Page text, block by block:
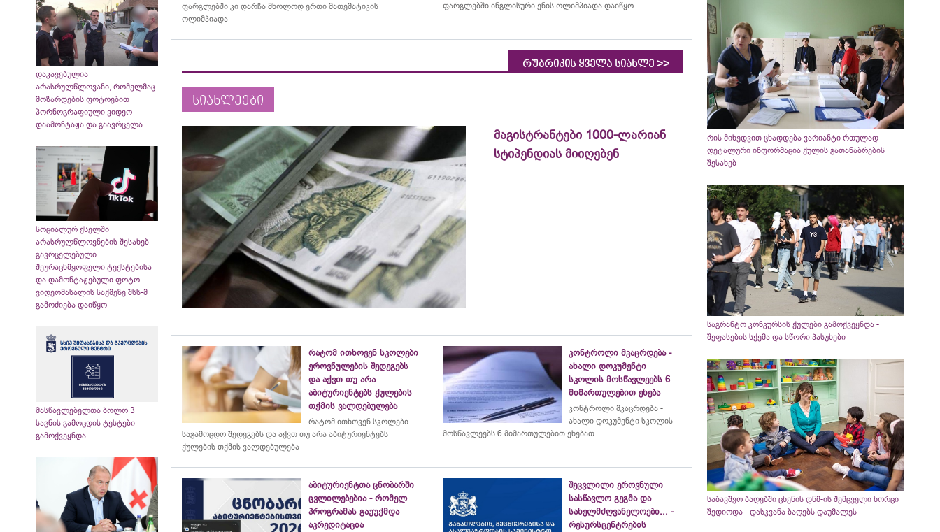
დაკავებულია
არასრულწლოვანი, რომელმაც
მოზარდების ფოტოებით
პორნოგრაფიული ვიდეო
დაამონტაჟა და გაავრცელა
სოციალურ ქსელში
არასრულწლოვნების შესახებ
გავრცელებული
შეურაცხმყოფელი ტექსტებისა
და დამონტაჟებული ფოტო-
ვიდეომასალის საქმეზე შსს-მ
გამოძიება დაიწყო
მასწავლებელთა ბოლო 3
საგნის გამოცდის ტესტები
გამოქვეყნდა
ფარგლებში კი დარჩა მხოლოდ ერთი მათემატიკის
ოლიმპიადა
ფარგლებში ინგლისური ენის ოლიმპიადა დაიწყო
რუბრიკის ყველა სიახლე >>
სიახლეები
მაგისტრანტები 1000-ლარიან
სტიპენდიას მიიღებენ
რატომ ითხოვენ სკოლები
ეროვნულების შედეგებს
და აქვთ თუ არა
აბიტურიენტებს ქულების
თქმის ვალდებულება
რატომ ითხოვენ სკოლები
საგამოცდო შედეგებს და აქვთ თუ არა აბიტურიენტებს
ქულების თქმის ვალდებულება
კონტროლი მკაცრდება -
ახალი დოკუმენტი
სკოლის მოსწავლეებს 6
მიმართულებით ეხება
კონტროლი მკაცრდება -
ახალი დოკუმენტი სკოლის
მოსწავლეებს 6 მიმართულებით ეხებათ
აბიტურიენტთა ცნობარში
ცვლილებებია - რომელ
პროგრამას გაუუქმდა
აკრედიტაცია
შეცვლილი ეროვნული
სასწავლო გეგმა და
სახელმძღვანელოები... -
რესურსცენტრების
რის მიხედვით ცხადდება ვარიანტი რთულად -
დეტალური ინფორმაცია ქულის გათანაბრების
შესახებ
საგრანტო კონკურსის ქულები გამოქვეყნდა -
შეფასების სქემა და სწორი პასუხები
საბავშვო ბაღებში ცხენის დნმ-ის შემცველი ხორცი
შედიოდა - დასკვანა ბაღებს დაუმალეს